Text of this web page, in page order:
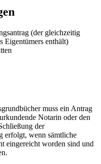
(der gleichzeitig
Eigentümers enthält)
muss ein Antrag
Notarin oder den
der
erfolgt, wenn sämtliche
eingereicht worden sind und